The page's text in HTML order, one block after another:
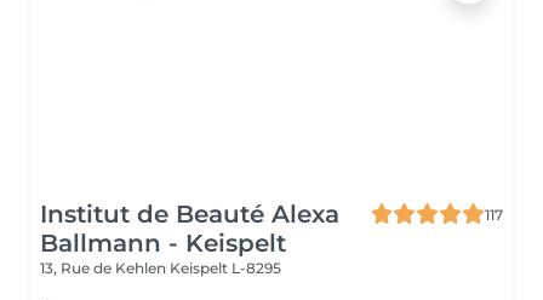
Institut de Beauté Alexa
Ballmann - Keispelt
117
13, Rue de Kehlen Keispelt L-8295